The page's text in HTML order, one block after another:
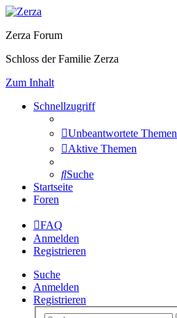
Zerza Forum
Schloss der Familie Zerza
Zum Inhalt
Schnellzugriff
Unbeantwortete Themen
Aktive Themen
Suche
Startseite
Foren
FAQ
Anmelden
Registrieren
Suche
Anmelden
Registrieren